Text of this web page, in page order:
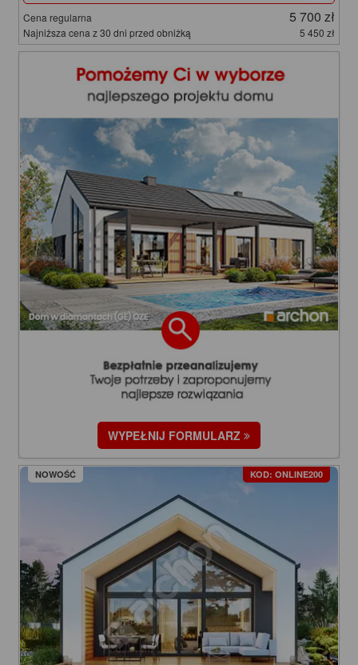
Cena regularna 5 700 zł
Najniższa cena z 30 dni przed obniżką 5 450 zł
WYPEŁNIJ FORMULARZ
NOWOŚĆ KOD: ONLINE200